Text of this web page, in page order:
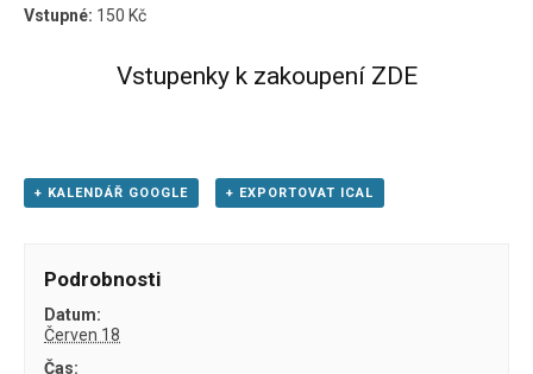
Vstupné: 150 Kč
Vstupenky k zakoupení ZDE
+ KALENDÁŘ GOOGLE + EXPORTOVAT ICAL
Podrobnosti
Datum:
Červen 18
Čas: